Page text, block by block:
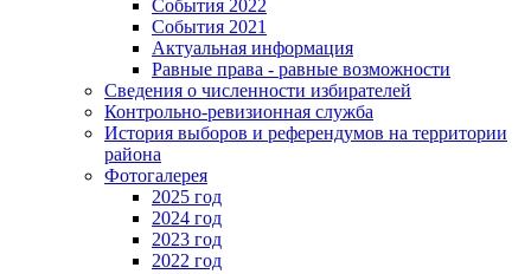
События 2022
События 2021
Актуальная информация
Равные права - равные возможности
Сведения о численности избирателей
Контрольно-ревизионная служба
История выборов и референдумов на территории
района
Фотогалерея
2025 год
2024 год
2023 год
2022 год